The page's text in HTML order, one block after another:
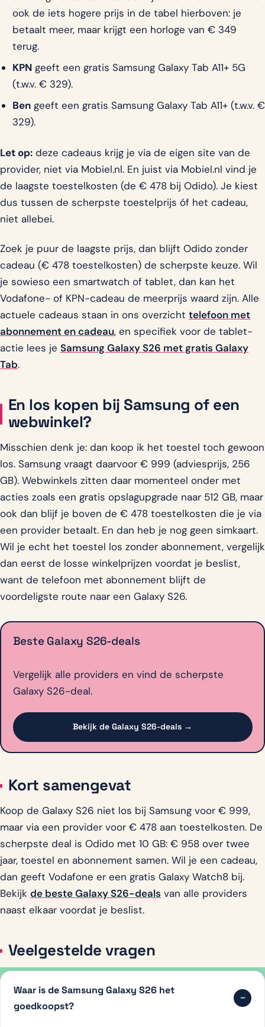
ook de iets hogere prijs in de tabel hierboven: je
betaalt meer, maar krijgt een horloge van € 349
terug.
KPNgeeft een gratis Samsung Galaxy Tab A11+ 5G
(t.w.v. € 329).
Bengeeft een gratis Samsung Galaxy Tab A11+ (t.w.v. €
329).
Let op: deze cadeaus krijg je via de eigen site van de
provider, niet via Mobiel.nl. En juist via Mobiel.nl vind je
de laagste toestelkosten (de € 478 bij Odido). Je kiest
dus tussen de scherpste toestelprijs óf het cadeau,
niet allebei.
Zoek je puur de laagste prijs, dan blijft Odido zonder
cadeau (€ 478 toestelkosten) de scherpste keuze. Wil
je sowieso een smartwatch of tablet, dan kan het
Vodafone- of KPN-cadeau de meerprijs waard zijn. Alle
actuele cadeaus staan in ons overzicht telefoon met
abonnement en cadeau, en specifiek voor de tablet-
actie lees je Samsung Galaxy S26 met gratis Galaxy
Tab.
En los kopen bij Samsung of een
webwinkel?
Misschien denk je: dan koop ik het toestel toch gewoon
los. Samsung vraagt daarvoor € 999 (adviesprijs, 256
GB). Webwinkels zitten daar momenteel onder met
acties zoals een gratis opslagupgrade naar 512 GB, maar
ook dan blijf je boven de € 478 toestelkosten die je via
een provider betaalt. En dan heb je nog geen simkaart.
Wil je echt het toestel los zonder abonnement, vergelijk
dan eerst de losse winkelprijzen voordat je beslist,
want de telefoon met abonnement blijft de
voordeligste route naar een Galaxy S26.
Beste Galaxy S26-deals
Vergelijk alle providers en vind de scherpste
Galaxy S26-deal.
Bekijk de Galaxy S26-deals →
Kort samengevat
Koop de Galaxy S26 niet los bij Samsung voor € 999,
maar via een provider voor € 478 aan toestelkosten. De
scherpste deal is Odido met 10 GB: € 958 over twee
jaar, toestel en abonnement samen. Wil je een cadeau,
dan geeft Vodafone er een gratis Galaxy Watch8 bij.
Bekijk de beste Galaxy S26-deals van alle providers
naast elkaar voordat je beslist.
Veelgestelde vragen
Waar is de Samsung Galaxy S26 het
goedkoopst?